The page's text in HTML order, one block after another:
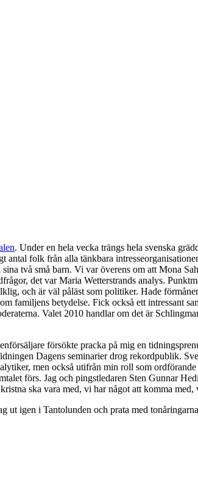
. Under en hela vecka trängs hela svenska
antal folk från alla tänkbara
två små barn. Vi var överens om att Mona
det var Maria Wetterstrands analys.
och är väl påläst som politiker. Hade
familjens betydelse. Fick också ett intressant
Valet 2010 handlar om det är
försökte pracka på mig en
Dagens seminarier drog rekordpublik.
men också utifrån min roll som
förs. Jag och pingstledaren Sten Gunnar
ska vara med, vi har något att komma med,
igen i Tantolunden och prata med